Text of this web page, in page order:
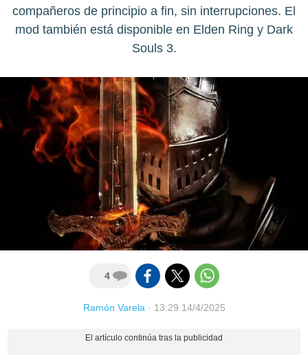
compañeros de principio a fin, sin interrupciones. El
mod también está disponible en Elden Ring y Dark
Souls 3.
4
Ramón Varela· 13:29 14/4/2025